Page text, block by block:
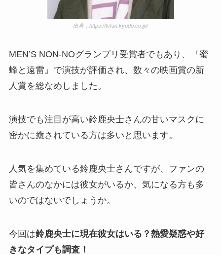
出典： https://tvfan.kyodo.co.jp/
MEN’S NON-NOグランプリ受賞者でもあり、『蜜
蜂と遠雷』で演技が評価され、数々の映画賞の新
人賞を総なめしました。
演技でも注目が高い鈴鹿央士さんの甘いマスクに
密かに癒されている方は多いと思います。
人気を集めている鈴鹿央士さんですが、ファンの
皆さんのなかには彼女がいるか、気になる方も多
いのではないでしょうか。
今回は鈴鹿央士に現在彼女はいる？熱愛疑惑や好
きなタイプも調査！